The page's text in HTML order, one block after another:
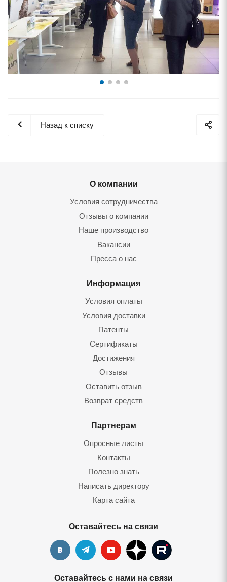
Назад к списку
О компании
Условия сотрудничества
Отзывы о компании
Наше производство
Вакансии
Пресса о нас
Информация
Условия оплаты
Условия доставки
Патенты
Сертификаты
Достижения
Отзывы
Оставить отзыв
Возврат средств
Партнерам
Опросные листы
Контакты
Полезно знать
Написать директору
Карта сайта
Оставайтесь на связи
Оставайтесь с нами на связи